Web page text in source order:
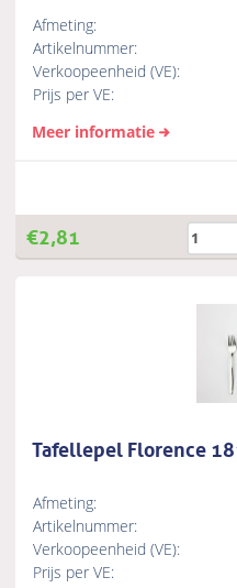
Afmeting:
Artikelnummer:
Verkoopeenheid (VE):
Prijs per VE:
Meer informatie
€2,81
Tafellepel Florence
Afmeting:
Artikelnummer:
Verkoopeenheid (VE):
Prijs per VE: